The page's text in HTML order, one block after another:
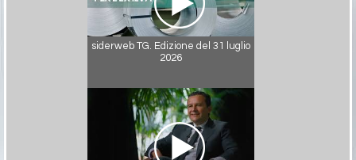
siderweb TG. Edizione del 31 luglio
2026